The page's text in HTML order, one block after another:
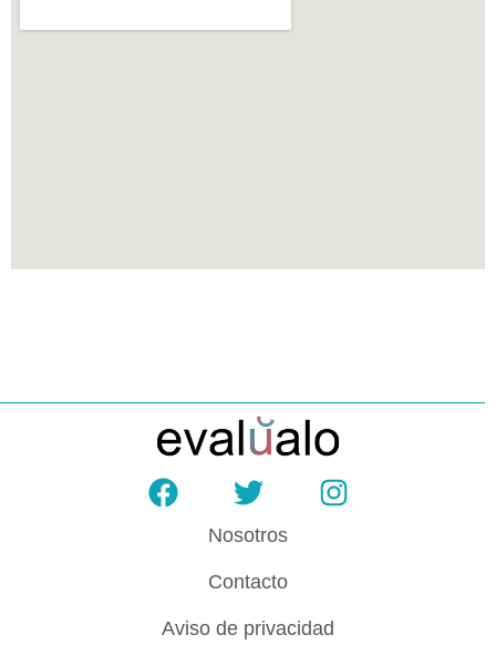
Nosotros
Contacto
Aviso de privacidad